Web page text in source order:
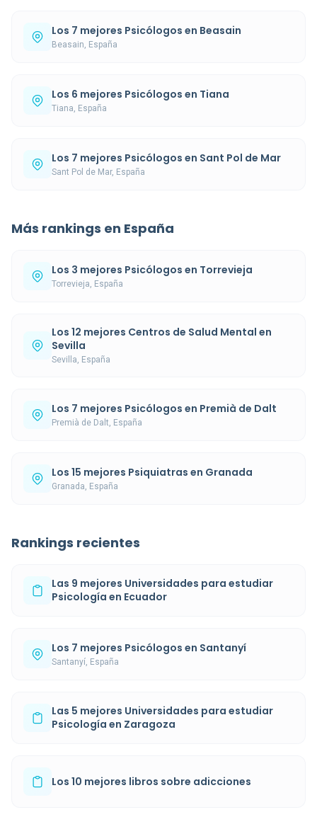
Los 7 mejores Psicólogos en Beasain
Beasain, España
Los 6 mejores Psicólogos en Tiana
Tiana, España
Los 7 mejores Psicólogos en Sant Pol de Mar
Sant Pol de Mar, España
Más rankings en España
Los 3 mejores Psicólogos en Torrevieja
Torrevieja, España
Los 12 mejores Centros de Salud Mental en
Sevilla
Sevilla, España
Los 7 mejores Psicólogos en Premià de Dalt
Premià de Dalt, España
Los 15 mejores Psiquiatras en Granada
Granada, España
Rankings recientes
Las 9 mejores Universidades para estudiar
Psicología en Ecuador
Los 7 mejores Psicólogos en Santanyí
Santanyí, España
Las 5 mejores Universidades para estudiar
Psicología en Zaragoza
Los 10 mejores libros sobre adicciones